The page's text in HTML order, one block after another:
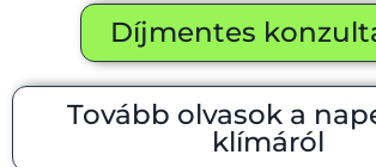
Díjmentes
Tovább olvasok a
klímáról